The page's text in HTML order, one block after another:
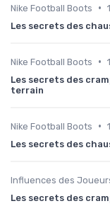
Nike Football Boots •
Les secrets des
Nike Football Boots •
Les secrets des
terrain
Nike Football Boots •
Les secrets des
Influences des
Les secrets des